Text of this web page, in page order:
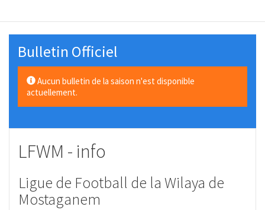
Bulletin Officiel
Aucun bulletin de la saison n'est disponible
actuellement.
LFWM - info
Ligue de Football de la Wilaya de
Mostaganem